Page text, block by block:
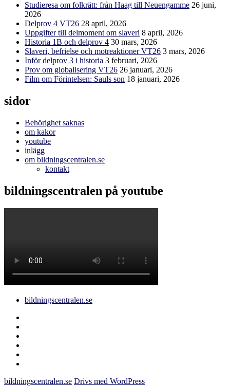
Studieresa om folkrätt: från Haag till Neuengamme 26 juni,
2026
Delprov 4 VT26 28 april, 2026
Uppgifter till delmoment om slaveri 8 april, 2026
Historia 1B och delprov 4 30 mars, 2026
Slaveri, befrielse och motreaktioner VT26 3 mars, 2026
Inför delprov 3 i historia 3 februari, 2026
Prov om globalisering VT26 26 januari, 2026
Film om Förintelsen: Sauls son 18 januari, 2026
sidor
Behörighet saknas
om kakor
youtube
inlägg
om bildningscentralen.se
kontakt
bildningscentralen på youtube
bildningscentralen.se
bildningscentralen.se Drivs med WordPress